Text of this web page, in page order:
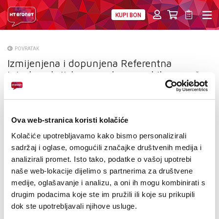
Ova web-stranica koristi kolačiće
Kolačiće upotrebljavamo kako bismo personalizirali
sadržaj i oglase, omogućili značajke društvenih medija i
analizirali promet. Isto tako, podatke o vašoj upotrebi
naše web-lokacije dijelimo s partnerima za društvene
medije, oglašavanje i analizu, a oni ih mogu kombinirati s
drugim podacima koje ste im pružili ili koje su prikupili
dok ste upotrebljavali njihove usluge.
KUPI BON
O NAMA
PRESS
KONTAKTI
MOJ PROFIL
E-RAČUN
POVRATAK
Izmijenjena i dopunjena Referentna
interkonekcijska ponuda za mobilnu mrežu
(RIP mob)